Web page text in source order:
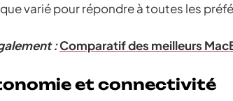
varié pour répondre à toutes les
:Comparatif des meilleurs
et connectivité